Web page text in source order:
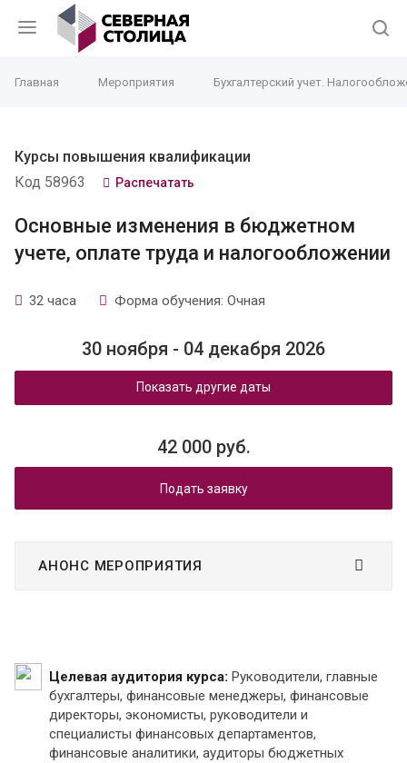
Главная Мероприятия Бухгалтерский учет.
Курсы повышения квалификации
Код 58963
Распечатать
Основные изменения в бюджетном
учете, оплате труда и налогообложении
32 часа Форма обучения: Очная
30 ноября - 04 декабря 2026
Показать другие даты
42 000 руб.
Подать заявку
АНОНС МЕРОПРИЯТИЯ
Целевая аудитория курса: Руководители, главные
бухгалтеры, финансовые менеджеры, финансовые
директоры, экономисты, руководители и
специалисты финансовых департаментов,
финансовые аналитики, аудиторы бюджетных